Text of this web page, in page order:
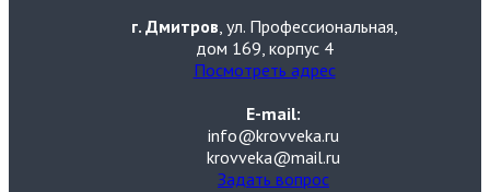
г. Дмитров , ул. Профессиональная,
дом 169, корпус 4
Посмотреть адрес
E-mail:
info@krovveka.ru
krovveka@mail.ru
Задать вопрос